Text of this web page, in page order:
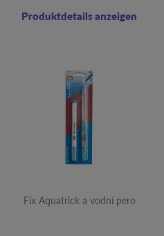
Produktdetails anzeigen
Fix Aquatrick a vodní pero